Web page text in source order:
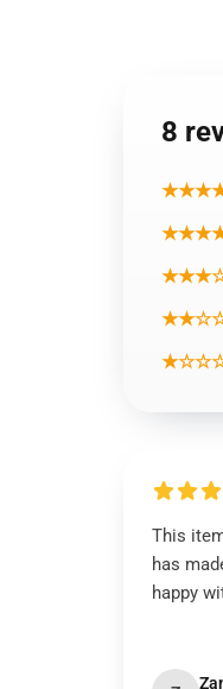
8
This
has
happy